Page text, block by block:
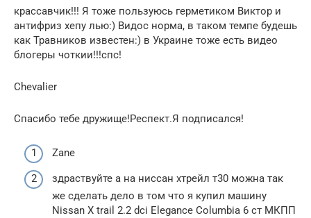
крассавчик!!! Я тоже пользуюсь герметиком Виктор и
антифриз хепу лью:) Видос норма, в таком темпе будешь
как Травников известен:) в Украине тоже есть видео
блогеры чоткии!!!спс!
Chevalier
Спасибо тебе дружище!Респект.Я подписался!
Zane
здраствуйте а на ниссан хтрейл т30 можна так
же сделать дело в том что я купил машину
Nissan X trail 2.2 dci Elegance Columbia 6 ст МКПП